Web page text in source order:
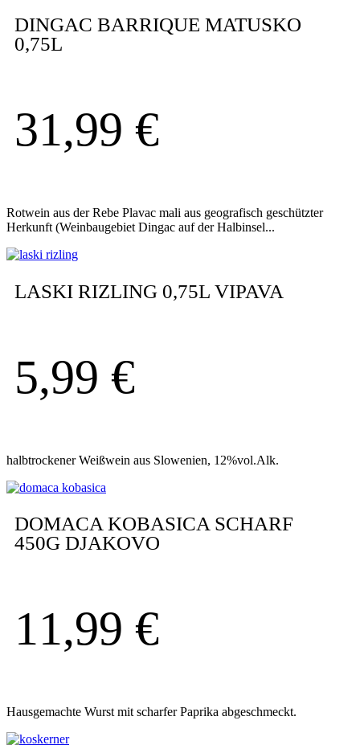
DINGAC BARRIQUE MATUSKO
0,75L
31,99 €
Rotwein aus der Rebe Plavac mali aus geografisch geschützter
Herkunft (Weinbaugebiet Dingac auf der Halbinsel...
LASKI RIZLING 0,75L VIPAVA
5,99 €
halbtrockener Weißwein aus Slowenien, 12%vol.Alk.
DOMACA KOBASICA SCHARF
450G DJAKOVO
11,99 €
Hausgemachte Wurst mit scharfer Paprika abgeschmeckt.